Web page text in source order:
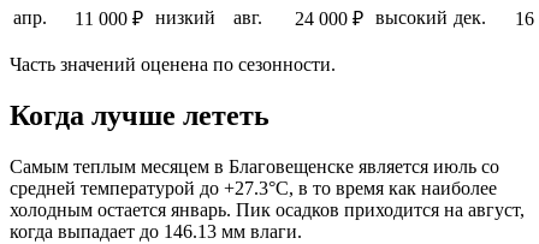
апр.
11 000 ₽ низкий авг. 24 000 ₽ высокий дек. 16
Часть значений оценена по сезонности.
Когда лучше лететь
Самым теплым месяцем в Благовещенске является июль со
средней температурой до +27.3°C, в то время как наиболее
холодным остается январь. Пик осадков приходится на август,
когда выпадает до 146.13 мм влаги.